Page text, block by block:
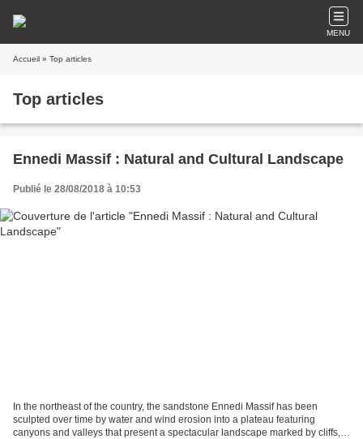
MENU
Accueil » Top articles
Top articles
Ennedi Massif : Natural and Cultural Landscape
Publié le 28/08/2018 à 10:53
In the northeast of the country, the sandstone Ennedi Massif has been
sculpted over time by water and wind erosion into a plateau featuring
canyons and valleys that present a spectacular landscape marked by cliffs,